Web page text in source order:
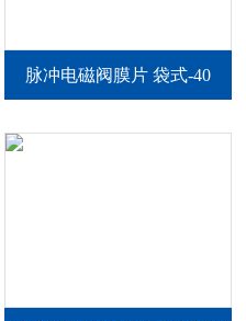
脉冲电磁阀膜片 袋式-40